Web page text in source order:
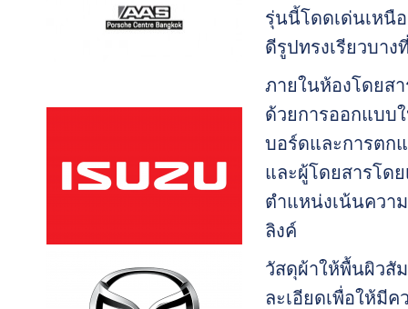
รุ่นนี้โดดเด่นเหนื
ดีรูปทรงเรียวบา
ภายในห้องโดยส
ด้วยการออกแบบ
บอร์ดและการตก
และผู้โดยสารโด
ตำแหน่งเน้นควา
ลิงค์
วัสดุผ้าให้พื้นผิวสั
ละเอียดเพื่อให้มี